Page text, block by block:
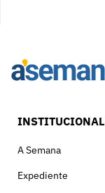
INSTITUCIONAL
A Semana
Expediente